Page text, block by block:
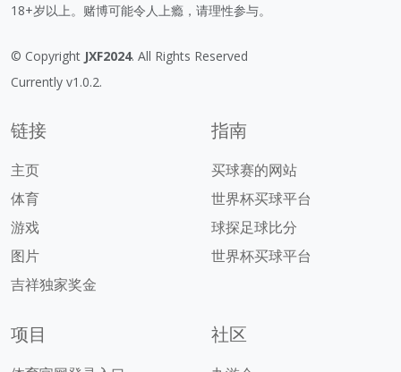
18+岁以上。赌博可能令人上瘾，请理性参与。
© Copyright JXF2024. All Rights Reserved
Currently v1.0.2.
链接
主页
体育
游戏
图片
吉祥独家奖金
指南
买球赛的网站
世界杯买球平台
球探足球比分
世界杯买球平台
项目 社区